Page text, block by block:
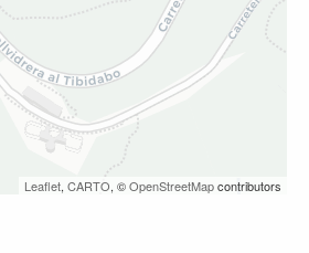
Leaflet, CARTO, ©OpenStreetMapcontributors